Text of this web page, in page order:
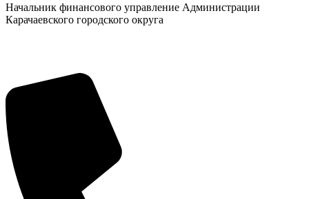
Начальник финансового управление Администрации
Карачаевского городского округа